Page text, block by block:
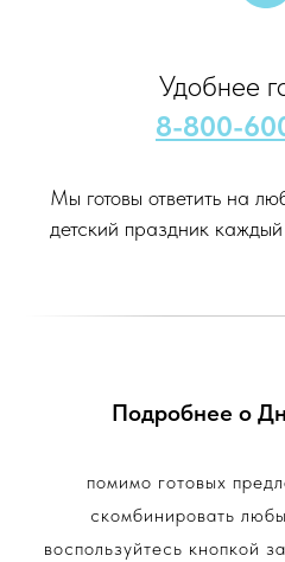
Удобнее
8-800-
Мы готовы ответить на
детский праздник
Подробнее о
помимо готовых
скомбинировать
воспользуйтесь кнопкой